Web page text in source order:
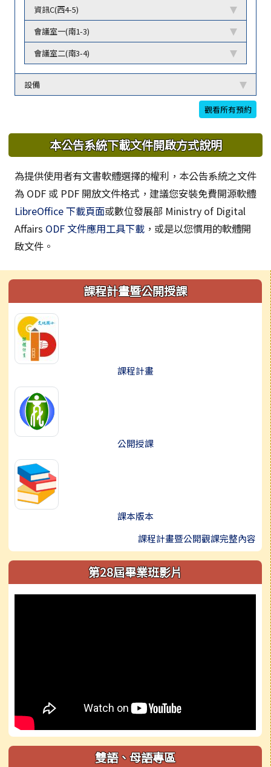
資訊C(西4-5)
會議室一(南1-3)
會議室二(南3-4)
設備
觀看所有預約
本公告系統下載文件開啟方式說明
為提供使用者有文書軟體選擇的權利，本公告系統之文件
為 ODF 或 PDF 開放文件格式，建議您安裝免費開源軟體
LibreOffice 下載頁面或數位發展部 Ministry of Digital
Affairs ODF 文件應用工具下載 ，或是以您慣用的軟體開
啟文件。
左邊區域內容課程計畫暨公開授課
課程計畫
公開授課
課本版本
課程計畫暨公開觀課完整內容
第28屆畢業班影片
雙語、母語專區